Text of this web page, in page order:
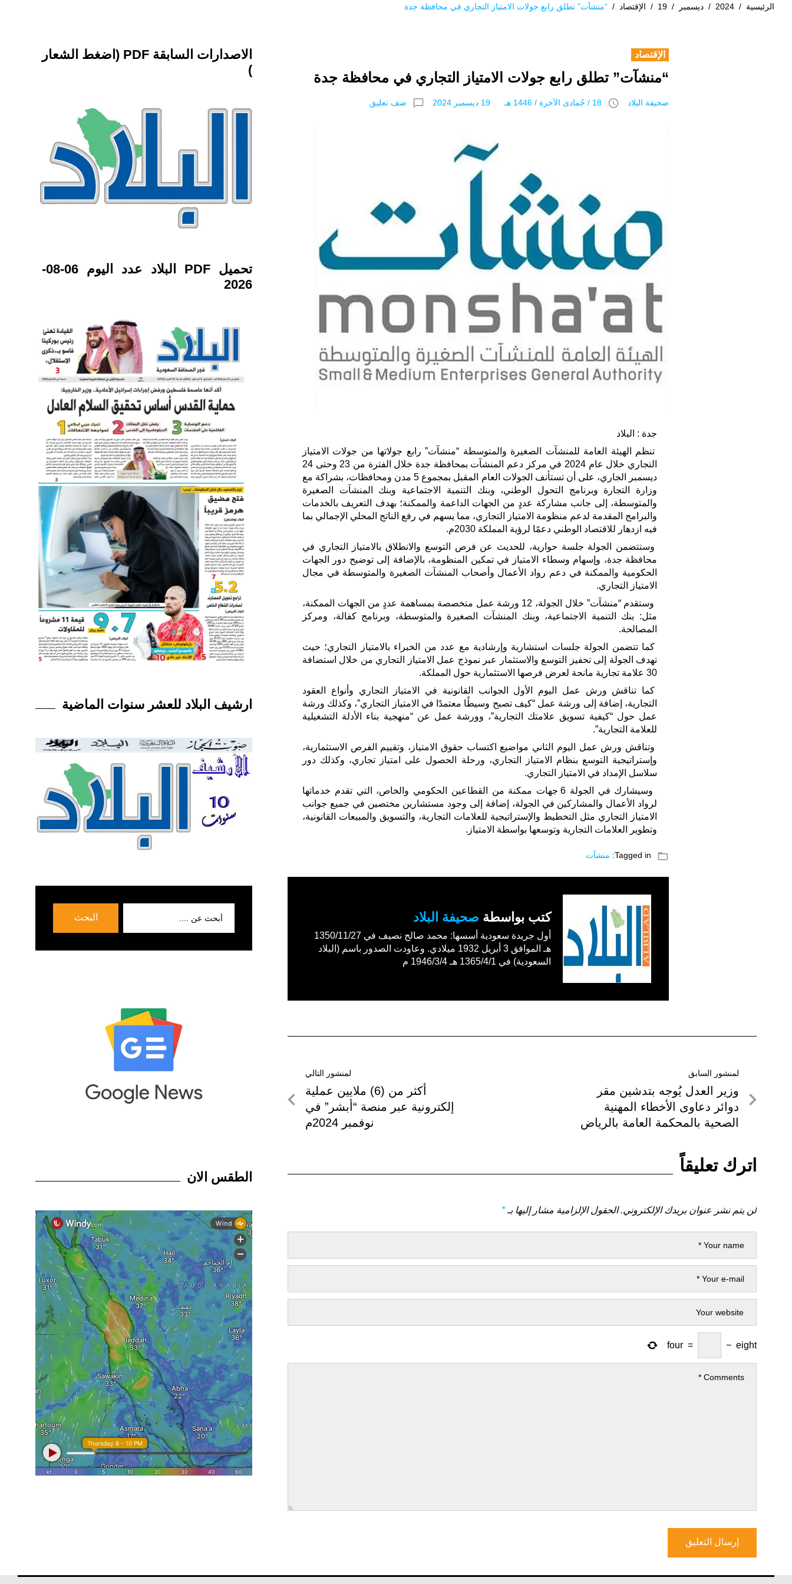
الرئيسية /
2024
/ ديسمبر /
19
/ الإقتصاد / “منشآت” تطلق رابع جولات الامتياز التجاري في محافظة جدة
الإقتصاد
“منشآت” تطلق رابع جولات الامتياز التجاري في محافظة جدة
صحيفة البلاد access_time 18 / جُمادى اﻵخرة / 1446 هـ 19 ديسمبر 2024 chat_bubble_outline ضف تعليق
جدة : البلاد
تنظم الهيئة العامة للمنشآت الصغيرة والمتوسطة “منشآت” رابع جولاتها من جولات الامتياز
التجاري خلال عام 2024 في مركز دعم المنشآت بمحافظة جدة خلال الفترة من 23 وحتى 24
ديسمبر الجاري، على أن تستأنف الجولات العام المقبل بمجموع 5 مدن ومحافظات، بشراكة مع
وزارة التجارة وبرنامج التحول الوطني، وبنك التنمية الاجتماعية وبنك المنشآت الصغيرة
والمتوسطة، إلى جانب مشاركة عددٍ من الجهات الداعمة والممكنة؛ بهدف التعريف بالخدمات
والبرامج المقدمة لدعم منظومة الامتياز التجاري، مما يسهم في رفع الناتج المحلي الإجمالي بما
فيه ازدهار للاقتصاد الوطني دعمًا لرؤية المملكة 2030م.
وستتضمن الجولة جلسة حوارية، للحديث عن فرص التوسع والانطلاق بالامتياز التجاري في
محافظة جدة، وإسهام وسطاء الامتياز في تمكين المنظومة، بالإضافة إلى توضيح دور الجهات
الحكومية والممكنة في دعم رواد الأعمال وأصحاب المنشآت الصغيرة والمتوسطة في مجال
الامتياز التجاري.
وستقدم “منشآت” خلال الجولة، 12 ورشة عمل متخصصة بمساهمة عددٍ من الجهات الممكنة،
مثل: بنك التنمية الاجتماعية، وبنك المنشآت الصغيرة والمتوسطة، وبرنامج كفالة، ومركز
المصالحة.
كما تتضمن الجولة جلسات استشارية وإرشادية مع عدد من الخبراء بالامتياز التجاري؛ حيث
تهدف الجولة إلى تحفيز التوسع والاستثمار عبر نموذج عمل الامتياز التجاري من خلال استضافة
30 علامة تجارية مانحة لعرض فرصها الاستثمارية حول المملكة.
كما تناقش ورش عمل اليوم الأول الجوانب القانونية في الامتياز التجاري وأنواع العقود
التجارية، إضافة إلى ورشة عمل “كيف تصبح وسيطًا معتمدًا في الامتياز التجاري”، وكذلك ورشة
عمل حول “كيفية تسويق علامتك التجارية”، وورشة عمل عن “منهجية بناء الأدلة التشغيلية
للعلامة التجارية”.
وتناقش ورش عمل اليوم الثاني مواضيع اكتساب حقوق الامتياز، وتقييم الفرص الاستثمارية،
وإستراتيجية التوسع بنظام الامتياز التجاري، ورحلة الحصول على امتياز تجاري، وكذلك دور
سلاسل الإمداد في الامتياز التجاري.
وسيشارك في الجولة 6 جهات ممكنة من القطاعين الحكومي والخاص، التي تقدم خدماتها
لرواد الأعمال والمشاركين في الجولة، إضافة إلى وجود مستشارين مختصين في جميع جوانب
الامتياز التجاري مثل التخطيط والإستراتيجية للعلامات التجارية، والتسويق والمبيعات القانونية،
وتطوير العلامات التجارية وتوسعها بواسطة الامتياز.
folder_open
Tagged in: منشآت
كتب بواسطة صحيفة البلاد
أول جريدة سعودية أسسها: محمد صالح نصيف في 1350/11/27
هـ الموافق 3 أبريل 1932 ميلادي. وعاودت الصدور باسم (البلاد
السعودية) في 1365/4/1 هـ 1946/3/4 م
تصفّح
المقالات
لمنشور السابق
لمنشور
السابق
وزير العدل يُوجه بتدشين مقر
دوائر دعاوى الأخطاء المهنية
الصحية بالمحكمة العامة بالرياض
لمنشور التالي
لمنشور
التالي
أكثر من (6) ملايين عملية
إلكترونية عبر منصة “أبشر” في
نوفمبر 2024م
اترك تعليقاً
لن يتم نشر عنوان بريدك الإلكتروني. الحقول الإلزامية مشار إليها بـ*
eight
−
=
four
الاصدارات السابقة PDF (اضغط الشعار
)
تحميل PDF البلاد عدد اليوم 06-08-
2026
ارشيف البلاد للعشر سنوات الماضية
البحث
الطقس الان